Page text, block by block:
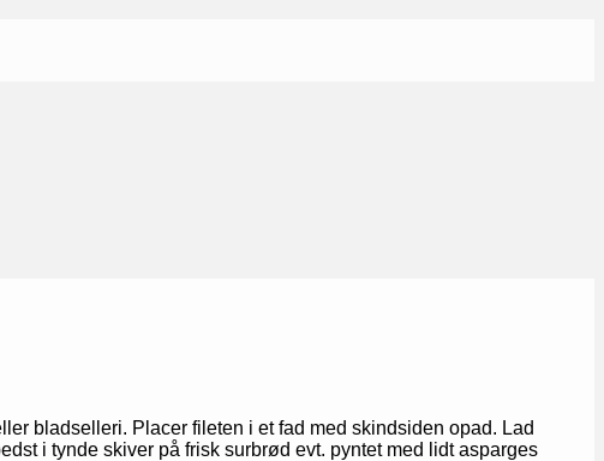
bladselleri. Placer fileten i et fad med skindsiden opad. Lad
i tynde skiver på frisk surbrød evt. pyntet med lidt asparges